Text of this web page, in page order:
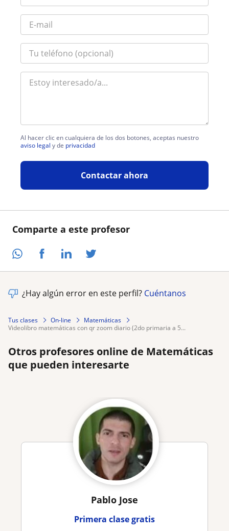
Comparte a este profesor
Al hacer clic en cualquiera de los dos botones, aceptas nuestro
aviso legal y de privacidad
Contactar ahora
¿Hay algún error en este perfil? Cuéntanos
Tus clases On-line
Matemáticas
videolibro matemáticas con qr zoom diario (2do primaria a 5...
Otros profesores online de Matemáticas
que pueden interesarte
Pablo Jose
Primera clase gratis